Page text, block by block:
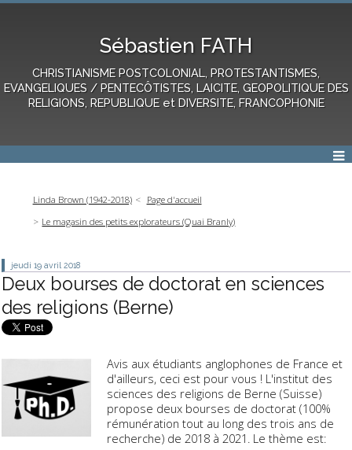
Sébastien FATH
CHRISTIANISME POSTCOLONIAL, PROTESTANTISMES,
EVANGELIQUES / PENTECÔTISTES, LAICITE, GEOPOLITIQUE DES
RELIGIONS, REPUBLIQUE et DIVERSITE, FRANCOPHONIE
Linda Brown (1942-2018)
Page d'accueil
Le magasin des petits explorateurs (Quai Branly)
jeudi 19 avril 2018
Deux bourses de doctorat en sciences
des religions (Berne)
Avis aux étudiants anglophones de France et
d'ailleurs, ceci est pour vous ! L'institut des
sciences des religions de Berne (Suisse)
propose deux bourses de doctorat (100%
rémunération tout au long des trois ans de
recherche) de 2018 à 2021. Le thème est: